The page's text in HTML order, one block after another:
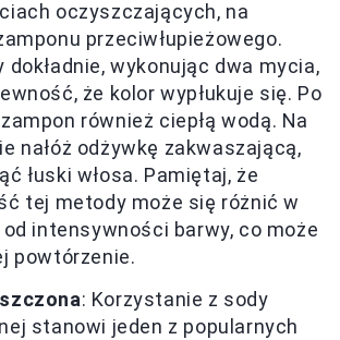
oczyszczających, na
przeciwłupieżowego.
dokładnie, wykonując dwa mycia,
że kolor wypłukuje się. Po
również ciepłą wodą. Na
nałóż odżywkę zakwaszającą,
łuski włosa. Pamiętaj, że
tej metody może się różnić w
intensywności barwy, co może
powtórzenie.
: Korzystanie z sody
stanowi jeden z popularnych